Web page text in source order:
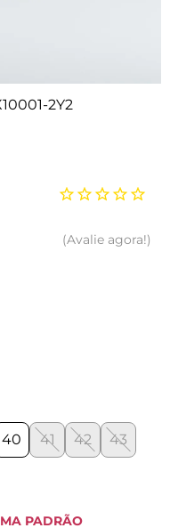
2Y2
Avalie agora!
40 41 42 43
PADRÃO